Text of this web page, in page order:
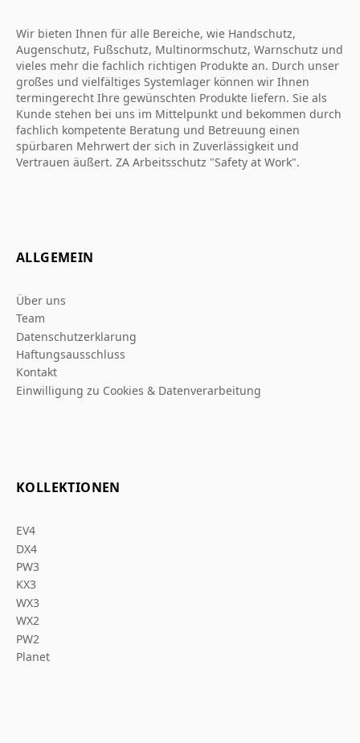
Wir bieten Ihnen für alle Bereiche, wie Handschutz,
Augenschutz, Fußschutz, Multinormschutz, Warnschutz und
vieles mehr die fachlich richtigen Produkte an. Durch unser
großes und vielfältiges Systemlager können wir Ihnen
termingerecht Ihre gewünschten Produkte liefern. Sie als
Kunde stehen bei uns im Mittelpunkt und bekommen durch
fachlich kompetente Beratung und Betreuung einen
spürbaren Mehrwert der sich in Zuverlässigkeit und
Vertrauen äußert. ZA Arbeitsschutz "Safety at Work".
ALLGEMEIN
Über uns
Team
Datenschutzerklarung
Haftungsausschluss
Kontakt
Einwilligung zu Cookies & Datenverarbeitung
KOLLEKTIONEN
EV4
DX4
PW3
KX3
WX3
WX2
PW2
Planet